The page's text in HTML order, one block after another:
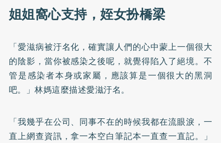
姐姐窩心支持，姪女扮橋梁
「愛滋病被汙名化，確實讓人們的心中蒙上一個很大
的陰影，當你被感染之後呢，就覺得陷入了絕境。不
管是感染者本身或家屬，應該算是一個很大的黑洞
吧。」林媽這麼描述愛滋汙名。
「我幾乎在公司、同事不在的時候我都在流眼淚，一
直上網查資訊，拿一本空白筆記本一直查一直記。」